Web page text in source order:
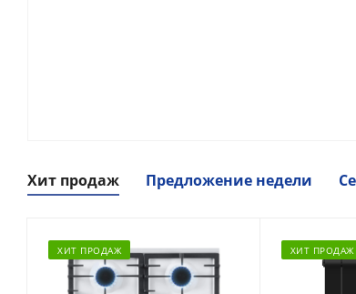
Хит продаж Предложение недели
ХИТ ПРОДАЖ ХИТ ПРОДАЖ